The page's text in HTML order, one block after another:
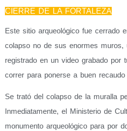
CIERRE DE LA FORTALEZA
Este sitio arqueológico fue cerrado
colapso no de sus enormes muros,
registrado en un video grabado por
correr para ponerse a buen recaudo
Se trató del colapso de la muralla
Inmediatamente, el Ministerio de
monumento arqueológico para por